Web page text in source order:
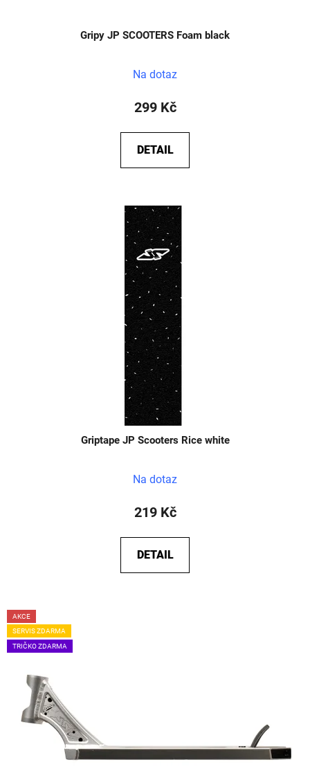
Gripy JP SCOOTERS Foam black
Na dotaz
299 Kč
DETAIL
Griptape JP Scooters Rice white
Na dotaz
219 Kč
DETAIL
AKCE
SERVIS ZDARMA
TRIČKO ZDARMA